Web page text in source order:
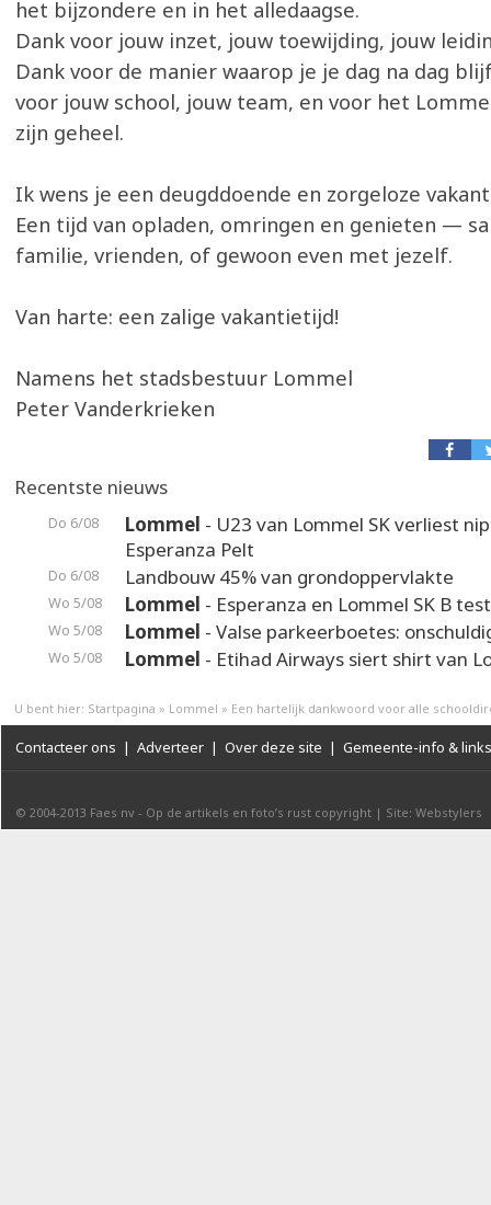
het bijzondere en in het alledaagse.
Dank voor jouw inzet, jouw toewijding, jouw
Dank voor de manier waarop je je dag na dag
voor jouw school, jouw team, en voor het
zijn geheel.
Ik wens je een deugddoende en zorgeloze
Een tijd van opladen, omringen en genieten —
familie, vrienden, of gewoon even met jezelf.
Van harte: een zalige vakantietijd!
Namens het stadsbestuur Lommel
Peter Vanderkrieken
Recentste nieuws
Do 6/08 Lommel - U23 van Lommel SK verliest
Esperanza Pelt
Do 6/08 Landbouw 45% van grondoppervlakte
Wo 5/08 Lommel - Esperanza en Lommel SK B
Wo 5/08 Lommel - Valse parkeerboetes:
Wo 5/08 Lommel - Etihad Airways siert shirt van
U bent hier: Startpagina » Lommel » Een hartelijk dankwoord voor alle
Contacteer ons | Adverteer | Over deze site | Gemeente-info & links
© 2004-2013 Faes nv - Op de artikels en foto’s rust copyright | Site: Webstylers